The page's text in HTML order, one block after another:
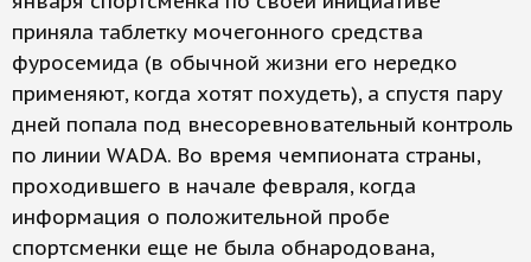
приняла таблетку мочегонного средства
фуросемида (в обычной жизни его нередко
применяют, когда хотят похудеть), а спустя пару
дней попала под внесоревновательный контроль
по линии WADА. Во время чемпионата страны,
проходившего в начале февраля, когда
информация о положительной пробе
спортсменки еще не была обнародована,